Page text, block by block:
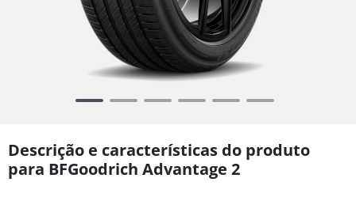
6
Descrição e características do produto
para BFGoodrich Advantage 2